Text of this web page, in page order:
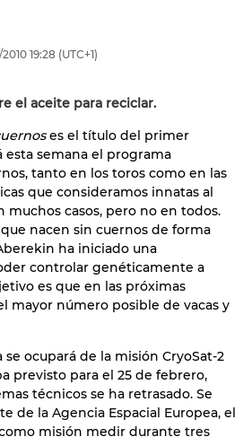
19:28 (UTC+1)
el aceite para reciclar.
es el título del primer
semana el programa
tanto en los toros como en las
que consideramos innatas al
muchos casos, pero no en todos.
nacen sin cuernos de forma
ha iniciado una
controlar genéticamente a
es que en las próximas
mayor número posible de vacas y
ocupará de la misión CryoSat-2
previsto para el 25 de febrero,
técnicos se ha retrasado. Se
de la Agencia Espacial Europea, el
misión medir durante tres